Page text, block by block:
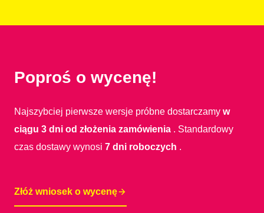
Poproś o wycenę!
Najszybciej pierwsze wersje próbne dostarczamy w
ciągu 3 dni od złożenia zamówienia . Standardowy
czas dostawy wynosi 7 dni roboczych .
Złóż wniosek o wycenę